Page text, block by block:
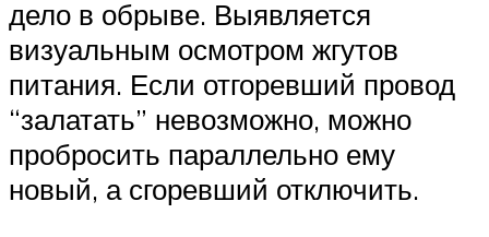
дело в обрыве. Выявляется
визуальным осмотром жгутов
питания. Если отгоревший провод
“залатать” невозможно, можно
пробросить параллельно ему
новый, а сгоревший отключить.